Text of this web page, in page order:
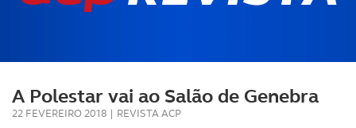
A Polestar vai ao Salão de Genebra
22 FEVEREIRO 2018 | REVISTA ACP